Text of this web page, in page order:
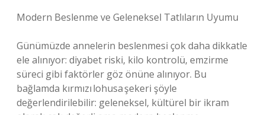
Modern Beslenme ve Geleneksel Tatlıların Uyumu
Günümüzde annelerin beslenmesi çok daha dikkatle
ele alınıyor: diyabet riski, kilo kontrolü, emzirme
süreci gibi faktörler göz önüne alınıyor. Bu
bağlamda kırmızı lohusa şekeri şöyle
değerlendirilebilir: geleneksel, kültürel bir ikram